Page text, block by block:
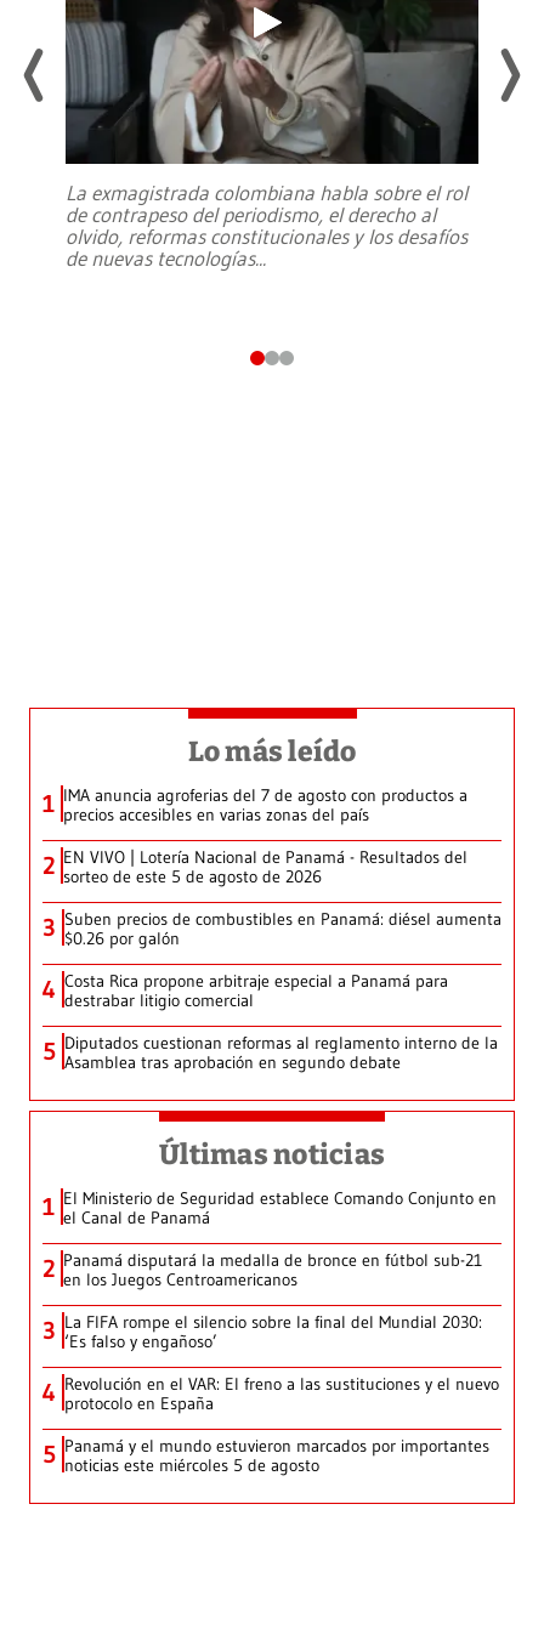
La exmagistrada colombiana habla sobre el rol
de contrapeso del periodismo, el derecho al
olvido, reformas constitucionales y los desafíos
de nuevas tecnologías...
Lo más leído
1 IMA anuncia agroferias del 7 de agosto con productos a
precios accesibles en varias zonas del país
2 EN VIVO | Lotería Nacional de Panamá - Resultados del
sorteo de este 5 de agosto de 2026
3 Suben precios de combustibles en Panamá: diésel aumenta
$0.26 por galón
4 Costa Rica propone arbitraje especial a Panamá para
destrabar litigio comercial
5 Diputados cuestionan reformas al reglamento interno de la
Asamblea tras aprobación en segundo debate
Últimas noticias
1 El Ministerio de Seguridad establece Comando Conjunto en
el Canal de Panamá
2 Panamá disputará la medalla de bronce en fútbol sub-21
en los Juegos Centroamericanos
3 La FIFA rompe el silencio sobre la final del Mundial 2030:
‘Es falso y engañoso’
4 Revolución en el VAR: El freno a las sustituciones y el nuevo
protocolo en España
5 Panamá y el mundo estuvieron marcados por importantes
noticias este miércoles 5 de agosto